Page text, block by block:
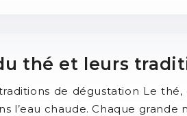
thé et leurs
de dégustation Le
l’eau chaude. Chaque